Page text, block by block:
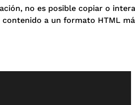
no es posible copiar o
a un formato HTML